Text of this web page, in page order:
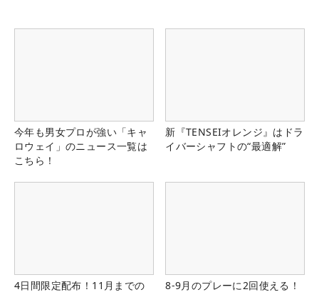
今年も男女プロが強い「キャ
ロウェイ」のニュース一覧は
こちら！
新『TENSEIオレンジ』はドラ
イバーシャフトの“最適解”
4日間限定配布！11月までの
8-9月のプレーに2回使える！